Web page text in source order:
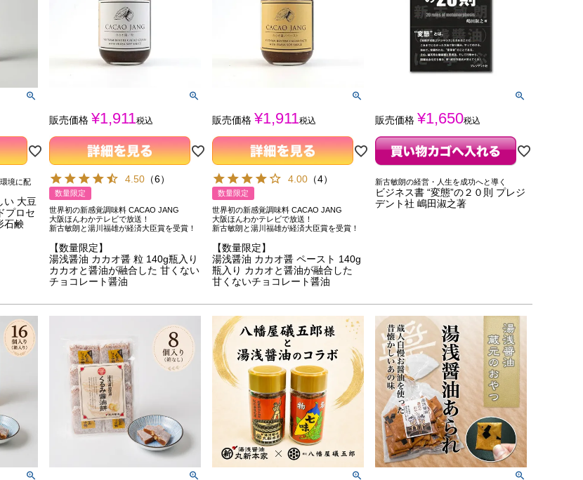
境に配
い 大豆
プロセ
石鹸
販売価格 ¥1,911税込
4.50 （6）
数量限定
世界初の新感覚調味料 CACAO JANG
大阪ほんわかテレビで放送！
新古敏朗と湯川福雄が経済大臣賞を受賞！
【数量限定】
湯浅醤油 カカオ醤 粒 140g瓶入り
カカオと醤油が融合した 甘くない
チョコレート醤油
販売価格 ¥1,911税込
4.00 （4）
数量限定
世界初の新感覚調味料 CACAO JANG
大阪ほんわかテレビで放送！
新古敏朗と湯川福雄が経済大臣賞を受賞！
【数量限定】
湯浅醤油 カカオ醤 ペースト 140g
瓶入り カカオと醤油が融合した
甘くないチョコレート醤油
販売価格 ¥1,650税込
新古敏朗の経営・人生を成功へと導く
ビジネス書 “変態”の２０則 プレジ
デント社 嶋田淑之著